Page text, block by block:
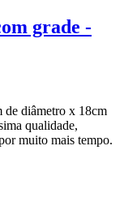
grade -
de diâmetro x 18cm
qualidade,
muito mais tempo.